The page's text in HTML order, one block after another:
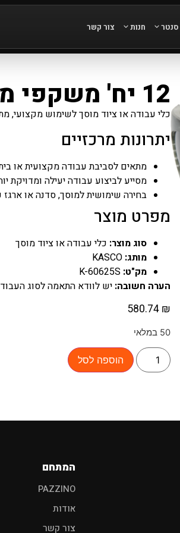
סנטר חנות צור קשר
12 יח' משקפי מגן עדשה כהה
כלי עבודה או ציוד מוסך לשימוש מקצועי,
יתרונות מרכזיים
מתאים לסביבת עבודה מקצועית או
מסייע לביצוע עבודה יעילה ומדויקת
בחירה שימושית למוסך, סדנה או ארגז
מפרט מוצר
סוג מוצר: כלי עבודה או ציוד מוסך
מותג: KASCO
מק"ט:
הערה חשובה: יש לוודא התאמה לסוג
580.74 ₪
50 במלאי
הוספה לסל
המתחם
PAZZINO
אודות
צור קשר